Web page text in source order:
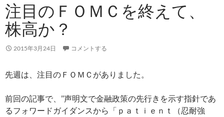
注目のＦＯＭＣを終えて、
株高か？
2015年3月24日 コメントする
先週は、注目のＦＯＭＣがありました。
前回の記事で、’’声明文で金融政策の先行きを示す指針であ
るフォワードガイダンスから「ｐａｔｉｅｎｔ（忍耐強